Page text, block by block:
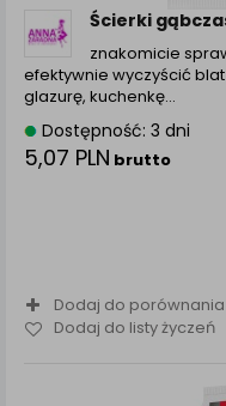
Ścierki
znakomicie
efektywnie wyczyścić
glazurę, kuchenkę...
Dostępność: 3 dni
5,07 PLN brutto
Dodaj do porównania
Dodaj do listy życzeń